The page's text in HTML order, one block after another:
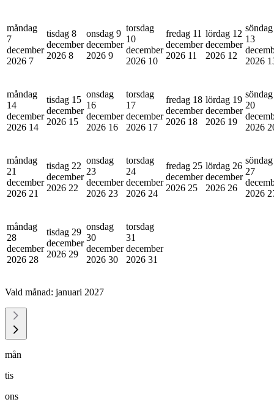
måndag
7
december
2026 7
tisdag 8
december
2026 8
onsdag 9
december
2026 9
torsdag
10
december
2026 10
fredag 11
december
2026 11
lördag 12
december
2026 12
söndag
13
2026
måndag
14
december
2026 14
tisdag 15
december
2026 15
onsdag
16
december
2026 16
torsdag
17
december
2026 17
fredag 18
december
2026 18
lördag 19
december
2026 19
söndag
20
2026
måndag
21
december
2026 21
tisdag 22
december
2026 22
onsdag
23
december
2026 23
torsdag
24
december
2026 24
fredag 25
december
2026 25
lördag 26
december
2026 26
söndag
27
2026
måndag
28
december
2026 28
tisdag 29
december
2026 29
onsdag
30
december
2026 30
torsdag
31
december
2026 31
Vald månad: januari 2027
mån
tis
ons